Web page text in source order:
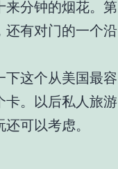
来分钟的烟花。第
还有对门的一个沿
下这个从美国最容
卡。以后私人旅游
可以考虑。